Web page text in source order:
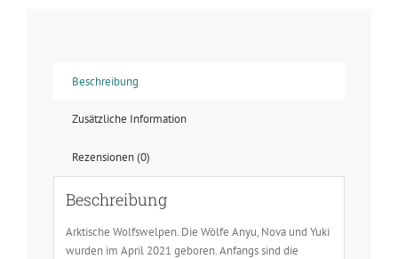
Beschreibung
Zusätzliche Information
Rezensionen (0)
Beschreibung
Arktische Wolfswelpen. Die Wölfe Anyu, Nova und Yuki
wurden im April 2021 geboren. Anfangs sind die